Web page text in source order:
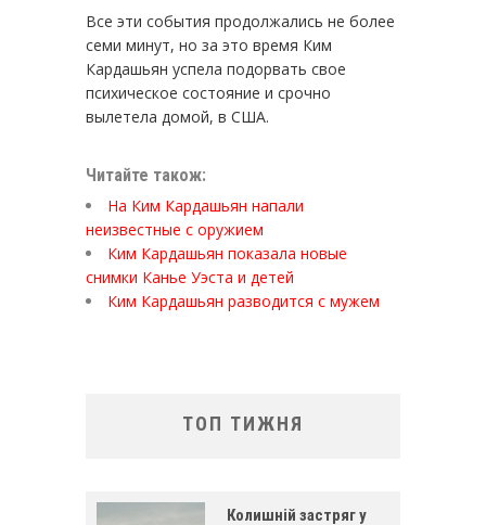
Все эти события продолжались не более
семи минут, но за это время Ким
Кардашьян успела подорвать свое
психическое состояние и срочно
вылетела домой, в США.
Читайте також:
На Ким Кардашьян напали
неизвестные с оружием
Ким Кардашьян показала новые
снимки Канье Уэста и детей
Ким Кардашьян разводится с мужем
ТОП ТИЖНЯ
Колишній застряг у